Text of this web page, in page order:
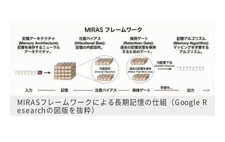
MIRASフレームワークによる長期記憶の仕組（Google R
esearchの図版を抜粋）